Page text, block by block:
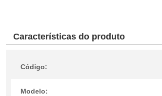
Características do produto
Código:
Modelo: